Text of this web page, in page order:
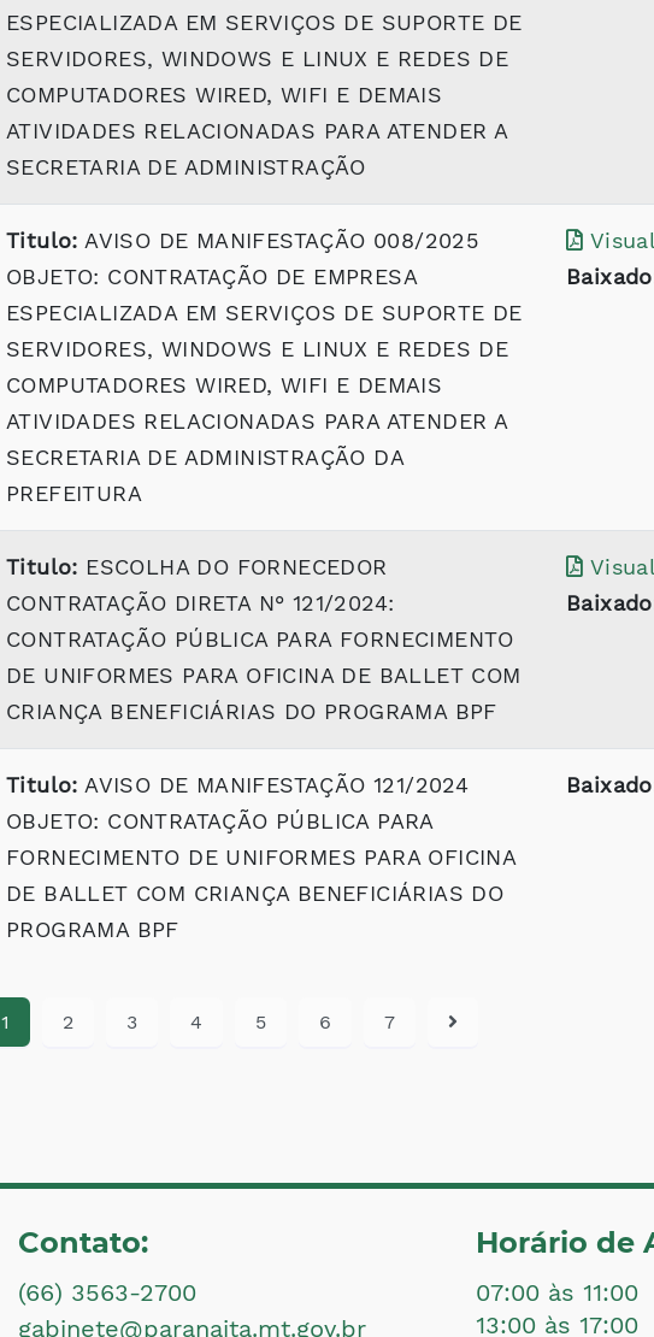
ESPECIALIZADA EM SERVIÇOS DE SUPORTE DE
SERVIDORES, WINDOWS E LINUX E REDES DE
COMPUTADORES WIRED, WIFI E DEMAIS
ATIVIDADES RELACIONADAS PARA ATENDER A
SECRETARIA DE ADMINISTRAÇÃO
Titulo: AVISO DE MANIFESTAÇÃO 008/2025
OBJETO: CONTRATAÇÃO DE EMPRESA
ESPECIALIZADA EM SERVIÇOS DE SUPORTE DE
SERVIDORES, WINDOWS E LINUX E REDES DE
COMPUTADORES WIRED, WIFI E DEMAIS
ATIVIDADES RELACIONADAS PARA ATENDER A
SECRETARIA DE ADMINISTRAÇÃO DA
PREFEITURA
Titulo: ESCOLHA DO FORNECEDOR
CONTRATAÇÃO DIRETA N° 121/2024:
CONTRATAÇÃO PÚBLICA PARA FORNECIMENTO
DE UNIFORMES PARA OFICINA DE BALLET COM
CRIANÇA BENEFICIÁRIAS DO PROGRAMA BPF
Titulo: AVISO DE MANIFESTAÇÃO 121/2024
OBJETO: CONTRATAÇÃO PÚBLICA PARA
FORNECIMENTO DE UNIFORMES PARA OFICINA
DE BALLET COM CRIANÇA BENEFICIÁRIAS DO
PROGRAMA BPF
1 2 3 4 5 6 7
Contato:
(66) 3563-2700
gabinete@paranaita.mt.gov.br
Horário de
07:00 às 11:00
13:00 às 17:00